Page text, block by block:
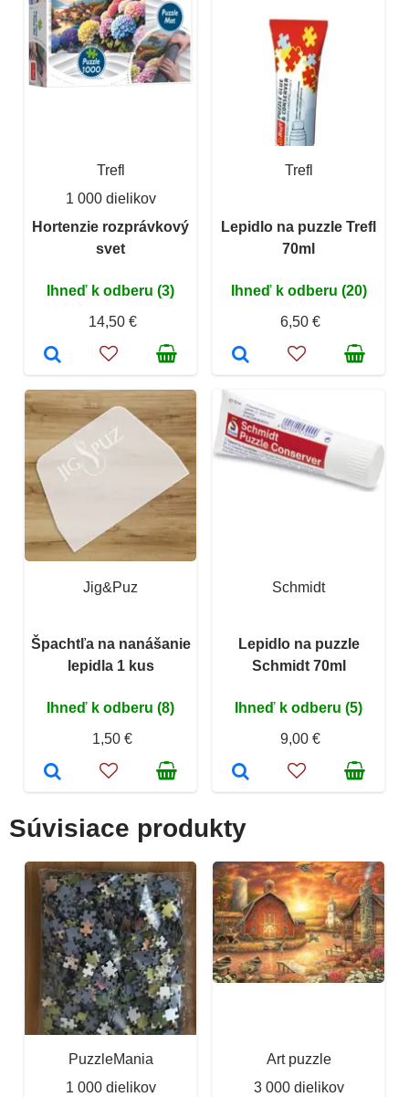
Trefl
1 000 dielikov
Hortenzie rozprávkový
svet
Ihneď k odberu (3)
14,50 €
Trefl
Lepidlo na puzzle Trefl
70ml
Ihneď k odberu (20)
6,50 €
Jig&Puz
Špachtľa na nanášanie
lepidla 1 kus
Ihneď k odberu (8)
1,50 €
Schmidt
Lepidlo na puzzle
Schmidt 70ml
Ihneď k odberu (5)
9,00 €
Súvisiace produkty
PuzzleMania
1 000 dielikov
Art puzzle
3 000 dielikov